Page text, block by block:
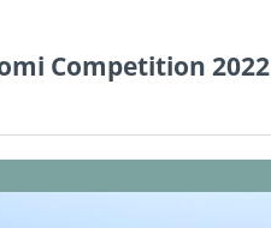
Competition 2022